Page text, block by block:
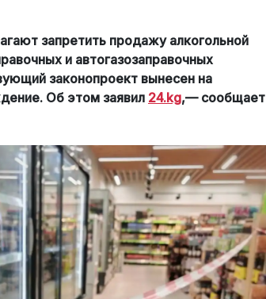
запретить продажу алкогольной
и автогазозаправочных
законопроект вынесен на
Об этом заявил 24.kg,— сообщает